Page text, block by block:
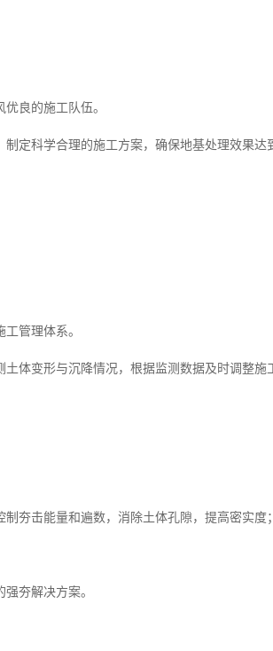
良的施工队伍。
定科学合理的施工方案，确保地基处理效果达
管理体系。
体变形与沉降情况，根据监测数据及时调整施
夯击能量和遍数，消除土体孔隙，提高密实度
夯解决方案。